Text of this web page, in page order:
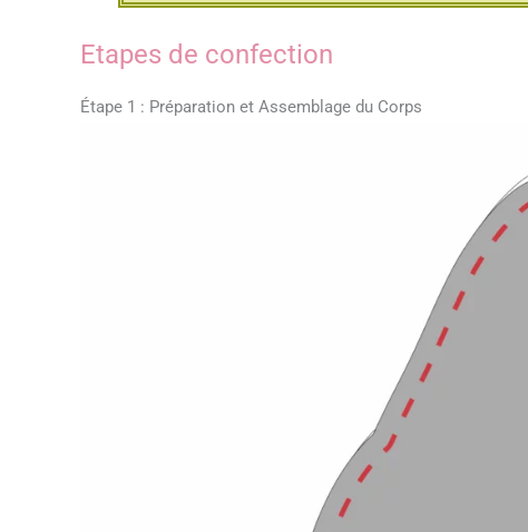
Etapes de confection
Étape 1 : Préparation et Assemblage du Corps